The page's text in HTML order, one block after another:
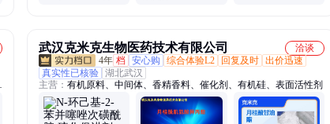
武汉克米克生物医药技术有限公司
洽谈
4年 档 安心购 综合体验L2 回复及时 出价迅速
真实性已核验 湖北武汉
主营： 有机原料、中间体、香精香料、催化剂、有机硅、表面活性剂